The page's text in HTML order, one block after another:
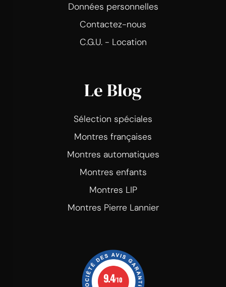
Données personnelles
Contactez-nous
C.G.U. - Location
Le Blog
Sélection spéciales
Montres françaises
Montres automatiques
Montres enfants
Montres LIP
Montres Pierre Lannier
9.4/10